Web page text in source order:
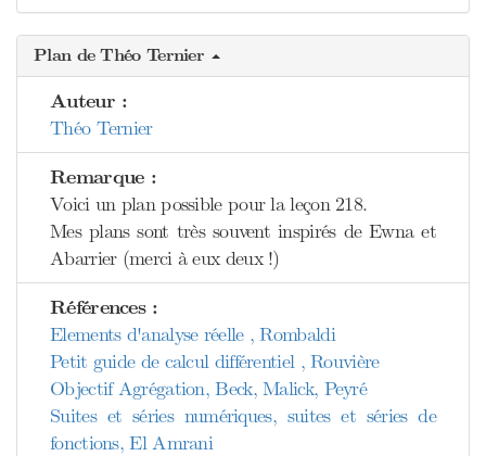
Plan de Théo Ternier
Auteur :
Théo Ternier
Remarque :
Voici un plan possible pour la leçon 218.
Mes plans sont très souvent inspirés de Ewna et
Abarrier (merci à eux deux !)
Références :
Elements d'analyse réelle , Rombaldi
Petit guide de calcul différentiel , Rouvière
Objectif Agrégation, Beck, Malick, Peyré
Suites et séries numériques, suites et séries de
fonctions, El Amrani